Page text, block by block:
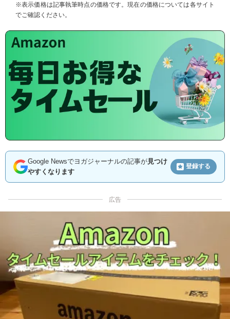
※表示価格は記事執筆時点の価格です。現在の価格については各サイト
でご確認ください。
Google Newsでヨガジャーナルの記事が見つけ
やすくなります
登録する
広告